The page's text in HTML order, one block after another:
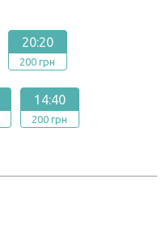
20:20
200 грн
14:40
200 грн